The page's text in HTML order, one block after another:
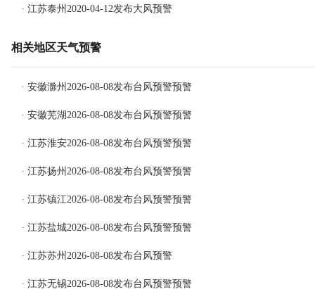
· 江苏泰州2020-04-12发布大风预警
相关地区天气预警
· 安徽滁州2026-08-08发布台风预警预警
· 安徽芜湖2026-08-08发布台风预警预警
· 江苏淮安2026-08-08发布台风预警预警
· 江苏扬州2026-08-08发布台风预警预警
· 江苏镇江2026-08-08发布台风预警预警
· 江苏盐城2026-08-08发布台风预警预警
· 江苏苏州2026-08-08发布台风预警
· 江苏无锡2026-08-08发布台风预警预警